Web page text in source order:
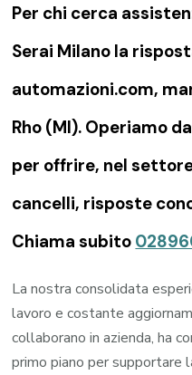
Per chi cerca
Serai Milano la
automazioni.com,
Rho (MI). Operiamo
per offrire, nel
cancelli, risposte
Chiama subito
La nostra consolidata
lavoro e costante
collaborano in azienda, ha
primo piano per supportare